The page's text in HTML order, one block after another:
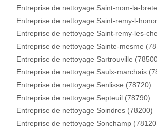
Entreprise de nettoyage Saint-nom-la-
Entreprise de nettoyage Saint-remy-l-
Entreprise de nettoyage Saint-remy-les-
Entreprise de nettoyage Sainte-mesme
Entreprise de nettoyage Sartrouville
Entreprise de nettoyage Saulx-marchais
Entreprise de nettoyage Senlisse (78720)
Entreprise de nettoyage Septeuil (78790)
Entreprise de nettoyage Soindres (78200)
Entreprise de nettoyage Sonchamp